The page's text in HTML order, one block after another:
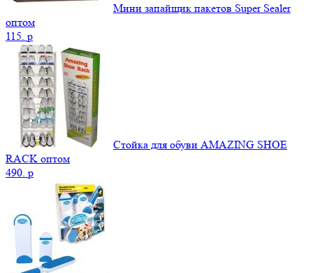
Мини запайщик пакетов Super Sealer
оптом
115. p
Стойка для обуви AMAZING SHOE
RACK оптом
490. p